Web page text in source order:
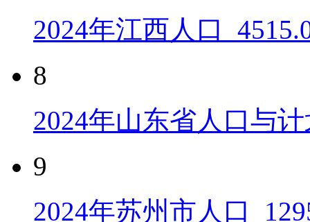
2024年江西人口
8
2024年山东省人口与
9
2024年苏州市人口